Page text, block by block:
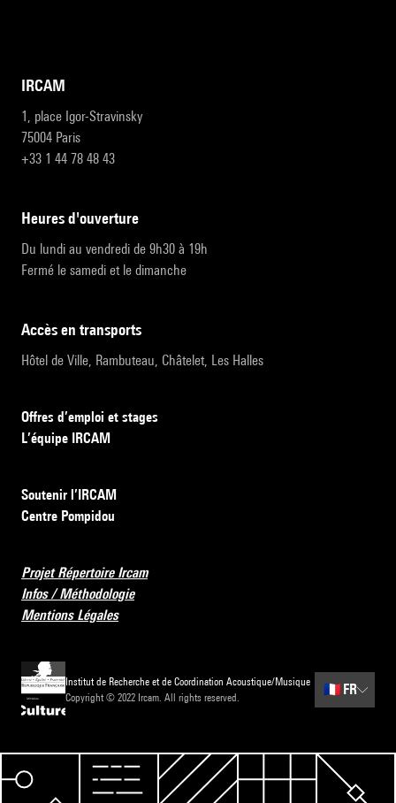
IRCAM
1, place Igor-Stravinsky
75004 Paris
+33 1 44 78 48 43
heures d'ouverture
Du lundi au vendredi de 9h30 à 19h
Fermé le samedi et le dimanche
accès en transports
Hôtel de Ville, Rambuteau, Châtelet, Les Halles
Offres d’emploi et stages
L’équipe IRCAM
Soutenir l’IRCAM
Centre Pompidou
Projet Répertoire Ircam
Infos / Méthodologie
Mentions Légales
Institut de Recherche et de Coordination Acoustique/Musique
Copyright © 2022 Ircam. All rights reserved.
🇫🇷 FR